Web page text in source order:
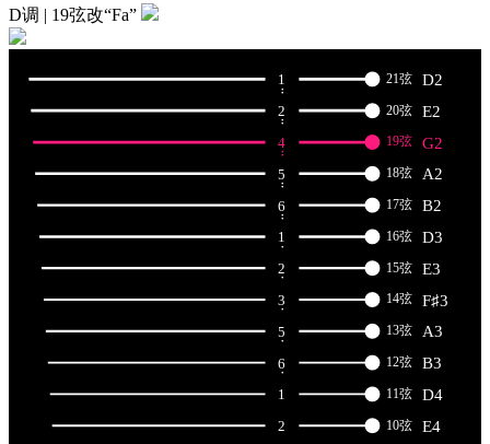
D调 | 19弦改“Fa”